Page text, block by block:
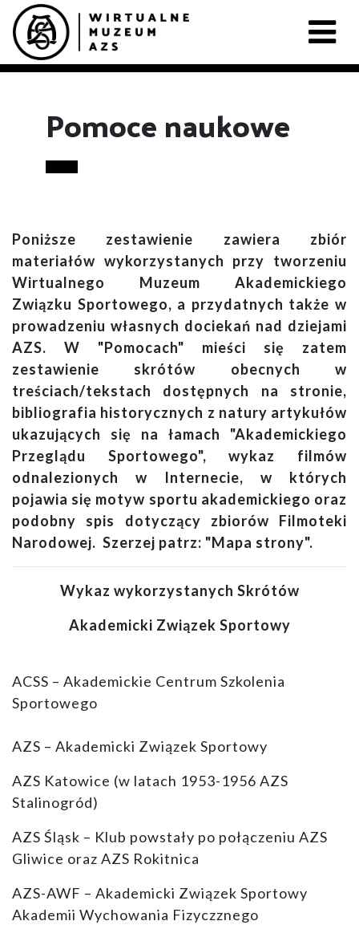
Pomoce naukowe
Poniższe zestawienie zawiera zbiór
materiałów wykorzystanych przy tworzeniu
Wirtualnego Muzeum Akademickiego
Związku Sportowego, a przydatnych także w
prowadzeniu własnych dociekań nad dziejami
AZS. W "Pomocach" mieści się zatem
zestawienie skrótów obecnych w
treściach/tekstach dostępnych na stronie,
bibliografia historycznych z natury artykułów
ukazujących się na łamach "Akademickiego
Przeglądu Sportowego", wykaz filmów
odnalezionych w Internecie, w których
pojawia się motyw sportu akademickiego oraz
podobny spis dotyczący zbiorów Filmoteki
Narodowej. Szerzej patrz: "Mapa strony".
Wykaz wykorzystanych Skrótów
Akademicki Związek Sportowy
ACSS – Akademickie Centrum Szkolenia
Sportowego
AZS – Akademicki Związek Sportowy
AZS Katowice (w latach 1953-1956 AZS
Stalinogród)
AZS Śląsk – Klub powstały po połączeniu AZS
Gliwice oraz AZS Rokitnica
AZS-AWF – Akademicki Związek Sportowy
Akademii Wychowania Fizyczznego